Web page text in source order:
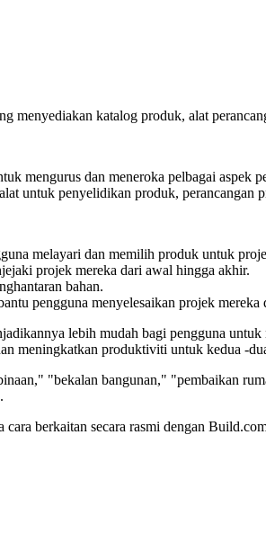
katalog produk, alat
mengurus dan meneroka pelbagai aspek
untuk penyelidikan produk, perancangan
melayari dan memilih produk untuk
projek mereka dari awal hingga akhir.
bahan.
pengguna menyelesaikan projek mereka
lebih mudah bagi pengguna
meningkatkan produktiviti untuk kedua -
"bekalan bangunan," "pembaikan
berkaitan secara rasmi dengan